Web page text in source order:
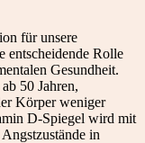
für unsere
entscheidende Rolle
Gesundheit.
50 Jahren,
Körper weniger
D-Spiegel wird mit
in